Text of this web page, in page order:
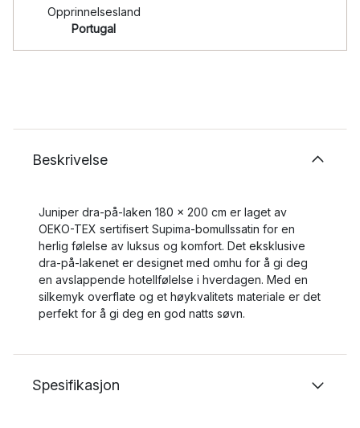
Opprinnelsesland
Portugal
Beskrivelse
Juniper dra-på-laken 180 x 200 cm er laget av
OEKO-TEX sertifisert Supima-bomullssatin for en
herlig følelse av luksus og komfort. Det eksklusive
dra-på-lakenet er designet med omhu for å gi deg
en avslappende hotellfølelse i hverdagen. Med en
silkemyk overflate og et høykvalitets materiale er det
perfekt for å gi deg en god natts søvn.
Spesifikasjon